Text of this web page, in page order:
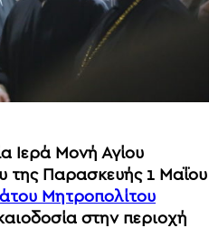
Ιερά Μονή Αγίου
της Παρασκευής 1 Μαΐου
Μητροπολίτου
στην περιοχή
από τη Μητρόπολη